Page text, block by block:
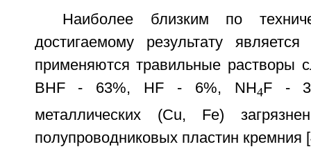
Наиболее близким по
достигаемому результату
применяются травильные растворы
BHF - 63%, HF - 6%, NH4F -
металлических (Cu, Fe)
полупроводниковых пластин кремния